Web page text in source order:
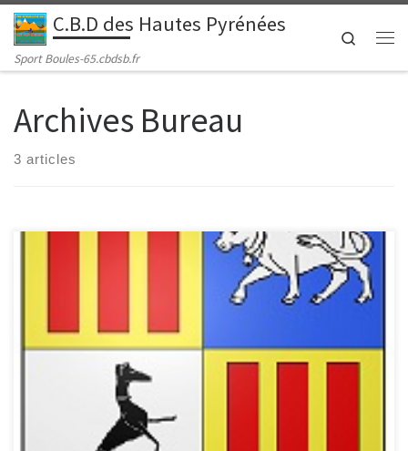
Passer au contenu
C.B.D des Hautes Pyrénées
Sport Boules-65.cbdsb.fr
Search
Archives Bureau
3 articles